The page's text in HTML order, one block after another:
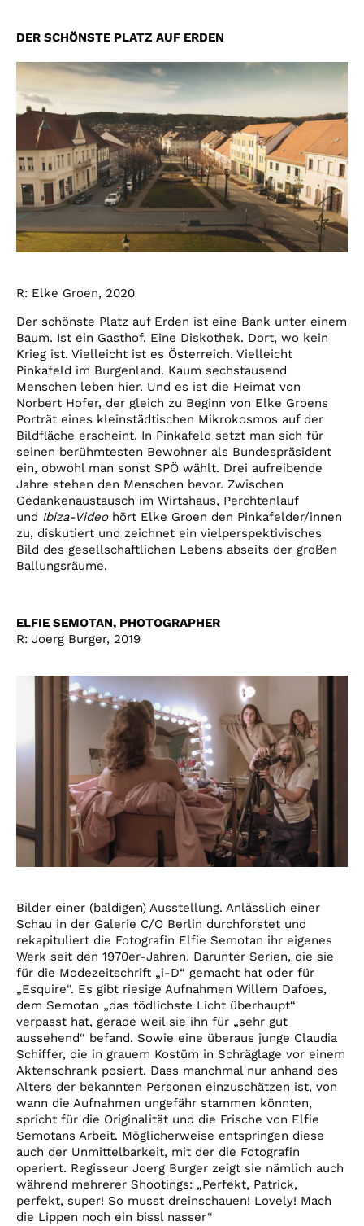
DER SCHÖNSTE PLATZ AUF ERDEN
R: Elke Groen, 2020
Der schönste Platz auf Erden ist eine Bank unter einem
Baum. Ist ein Gasthof. Eine Diskothek. Dort, wo kein
Krieg ist. Vielleicht ist es Österreich. Vielleicht
Pinkafeld im Burgenland. Kaum sechstausend
Menschen leben hier. Und es ist die Heimat von
Norbert Hofer, der gleich zu Beginn von Elke Groens
Porträt eines kleinstädtischen Mikrokosmos auf der
Bildfläche erscheint. In Pinkafeld setzt man sich für
seinen berühmtesten Bewohner als Bundespräsident
ein, obwohl man sonst SPÖ wählt. Drei aufreibende
Jahre stehen den Menschen bevor. Zwischen
Gedankenaustausch im Wirtshaus, Perchtenlauf
und Ibiza-Videohört Elke Groen den Pinkafelder/innen
zu, diskutiert und zeichnet ein vielperspektivisches
Bild des gesellschaftlichen Lebens abseits der großen
Ballungsräume.
ELFIE SEMOTAN, PHOTOGRAPHER
R: Joerg Burger, 2019
Bilder einer (baldigen) Ausstellung. Anlässlich einer
Schau in der Galerie C/O Berlin durchforstet und
rekapituliert die Fotografin Elfie Semotan ihr eigenes
Werk seit den 1970er-Jahren. Darunter Serien, die sie
für die Modezeitschrift „i-D“ gemacht hat oder für
„Esquire“. Es gibt riesige Aufnahmen Willem Dafoes,
dem Semotan „das tödlichste Licht überhaupt“
verpasst hat, gerade weil sie ihn für „sehr gut
aussehend“ befand. Sowie eine überaus junge Claudia
Schiffer, die in grauem Kostüm in Schräglage vor einem
Aktenschrank posiert. Dass manchmal nur anhand des
Alters der bekannten Personen einzuschätzen ist, von
wann die Aufnahmen ungefähr stammen könnten,
spricht für die Originalität und die Frische von Elfie
Semotans Arbeit. Möglicherweise entspringen diese
auch der Unmittelbarkeit, mit der die Fotografin
operiert. Regisseur Joerg Burger zeigt sie nämlich auch
während mehrerer Shootings: „Perfekt, Patrick,
perfekt, super! So musst dreinschauen! Lovely! Mach
die Lippen noch ein bissl nasser“